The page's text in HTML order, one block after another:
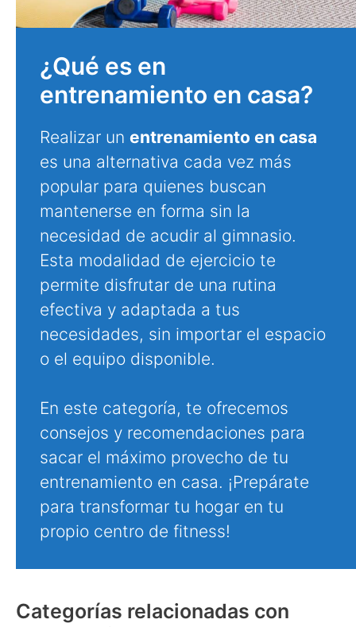
¿Qué es en
entrenamiento en casa?
Realizar un entrenamiento en casa
es una alternativa cada vez más
popular para quienes buscan
mantenerse en forma sin la
necesidad de acudir al gimnasio.
Esta modalidad de ejercicio te
permite disfrutar de una rutina
efectiva y adaptada a tus
necesidades, sin importar el espacio
o el equipo disponible.
En este categoría, te ofrecemos
consejos y recomendaciones para
sacar el máximo provecho de tu
entrenamiento en casa. ¡Prepárate
para transformar tu hogar en tu
propio centro de fitness!
Categorías relacionadas con